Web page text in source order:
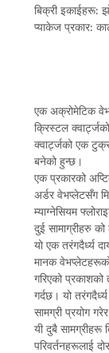
बिक्री इकाईहरू:
प्याकेज प्रकार:
एक अक्रोमेटिक
क्रिस्टल
क्वार्ट्जको एक
बनेको हुन्छ।
एक प्रकारको
अर्डर वेभप्लेटसँग
म्याग्नेसियम
दुई सामाग्रीहरु
यो एक तरंगदैर्ध्य
मानक
गरिएको प्रकाशको
गर्दछ। यो
सामग्री प्रयोग
यी दुबै सामग्रीहरू
परिवर्तनहरूलाई